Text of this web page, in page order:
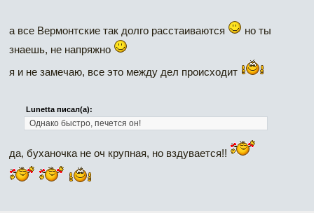
а все Вермонтские так долго расстаиваются
но ты
знаешь, не напряжно
я и не замечаю, все это между дел происходит
Lunetta писал(а):
Однако быстро, печется он!
да, буханочка не оч крупная, но вздувается!!